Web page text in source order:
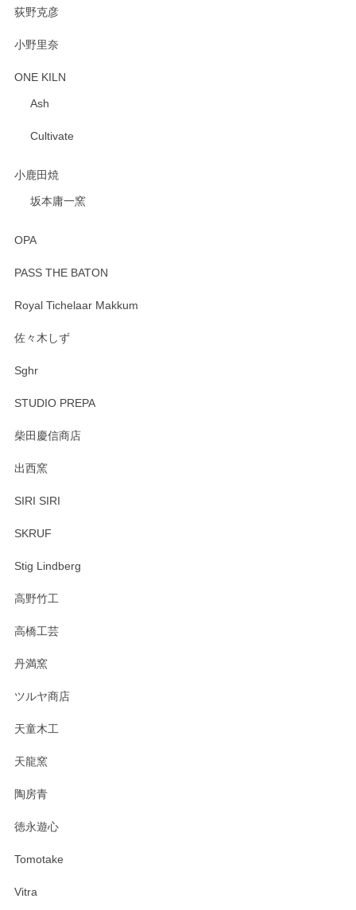
荻野克彦
小野里奈
ONE KILN
Ash
Cultivate
小鹿田焼
坂本庸一窯
OPA
PASS THE BATON
Royal Tichelaar Makkum
佐々木しず
Sghr
STUDIO PREPA
柴田慶信商店
出西窯
SIRI SIRI
SKRUF
Stig Lindberg
高野竹工
高橋工芸
丹満窯
ツルヤ商店
天童木工
天龍窯
陶房青
徳永遊心
Tomotake
Vitra